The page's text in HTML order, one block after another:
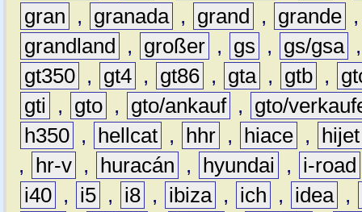
gran
, granada , grand , grande
grandland
, großer , gs , gs/gsa
gt350 , gt4 , gt86 , gta , gtb ,
gti
, gto , gto/ankauf ,
gto/
h350 , hellcat , hhr , hiace ,
hijet
,
hr-v , huracán , hyundai ,
i-road
i40 , i5 , i8 , ibiza , ich , idea ,